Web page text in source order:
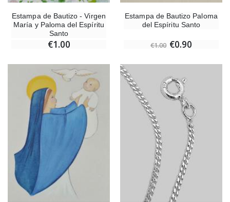
Estampa de Bautizo - Virgen
María y Paloma del Espíritu
Santo
€1.00
Estampa de Bautizo Paloma
del Espíritu Santo
€1.00 €0.90